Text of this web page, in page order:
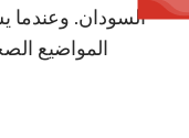
السودان. وعندما
المواضيع